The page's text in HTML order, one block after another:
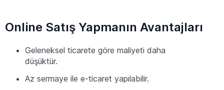
Online Satış Yapmanın Avantajları
Geleneksel ticarete göre maliyeti daha
düşüktür.
Az sermaye ile e-ticaret yapılabilir.